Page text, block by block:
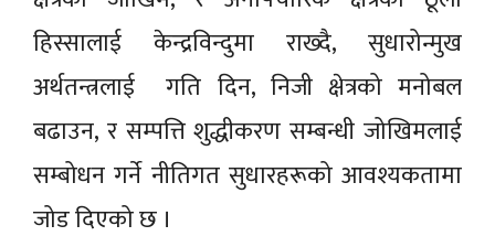
हिस्सालाई केन्द्रविन्दुमा राख्दै, सुधारोन्मुख
अर्थतन्त्रलाई गति दिन, निजी क्षेत्रको मनोबल
बढाउन, र सम्पत्ति शुद्धीकरण सम्बन्धी जोखिमलाई
सम्बोधन गर्ने नीतिगत सुधारहरूको आवश्यकतामा
जोड दिएको छ ।